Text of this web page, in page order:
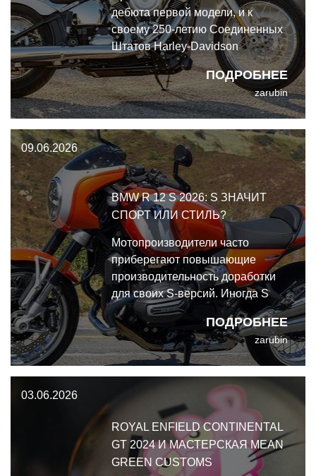
ПОДРОБНЕЕ
дебюта первой модели, и к
своему 250-летию Соединенных
Штатов Harley-Davidson
подготовил особый подарок —
Harley-Davidson Super Glide
2026, выпущенный
ограниченным тиражом в 2500
экземпляров на платформе
Softail.
zarubin
09.06.2026
BMW R 12 S 2026: S ЗНАЧИТ
СПОРТ ИЛИ СТИЛЬ?
ПОДРОБНЕЕ
Мотопроизводители часто
приберегают повышающие
производительность доработки
для своих S-версий. Иногда S
означает Special, иногда — Sport.
Учитывая, что BMW
характеризует BMW R 12 S 2026
как "спортивный ретро-байк",
загадки в индексе S нет.
zarubin
03.06.2026
ROYAL ENFIELD CONTINENTAL
GT 2024 И МАСТЕРСКАЯ MEAN
GREEN CUSTOMS